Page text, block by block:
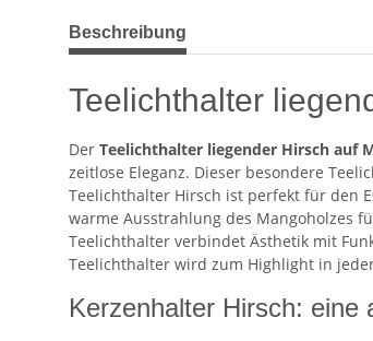
weitere Registerkarten anzeigen
Beschreibung
Teelichthalter
Der Teelichthalter liegender Hirsch auf
zeitlose Eleganz. Dieser besondere
Teelichthalter Hirsch ist perfekt für den
warme Ausstrahlung des Mangoholzes
Teelichthalter verbindet Ästhetik mit
Teelichthalter wird zum Highlight in
Kerzenhalter Hirsch: eine